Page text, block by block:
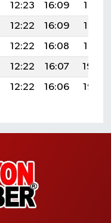
12:23 16:09
19:13
12:22 16:09
19:12
12:22 16:08
19:10
12:22 16:07
19:09
12:22 16:06 19:07